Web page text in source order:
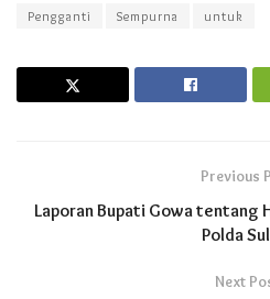
Pengganti
Sempurna untuk
Previous
Laporan Bupati Gowa tentang
Polda
Next